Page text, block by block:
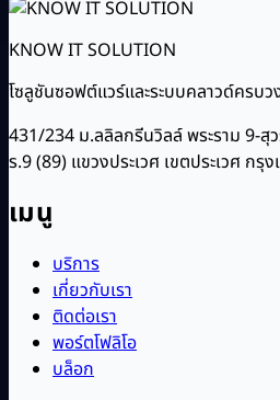
KNOW IT SOLUTION
โซลูชันซอฟต์แวร์และระบบคลาวด์ครบว
431/234 ม.ลลิลกรีนวิลล์ พระราม 9-สุ
ร.9 (89) แขวงประเวศ เขตประเวศ ก
เมนู
บริการ
เกี่ยวกับเรา
ติดต่อเรา
พอร์ตโฟลิโอ
บล็อก